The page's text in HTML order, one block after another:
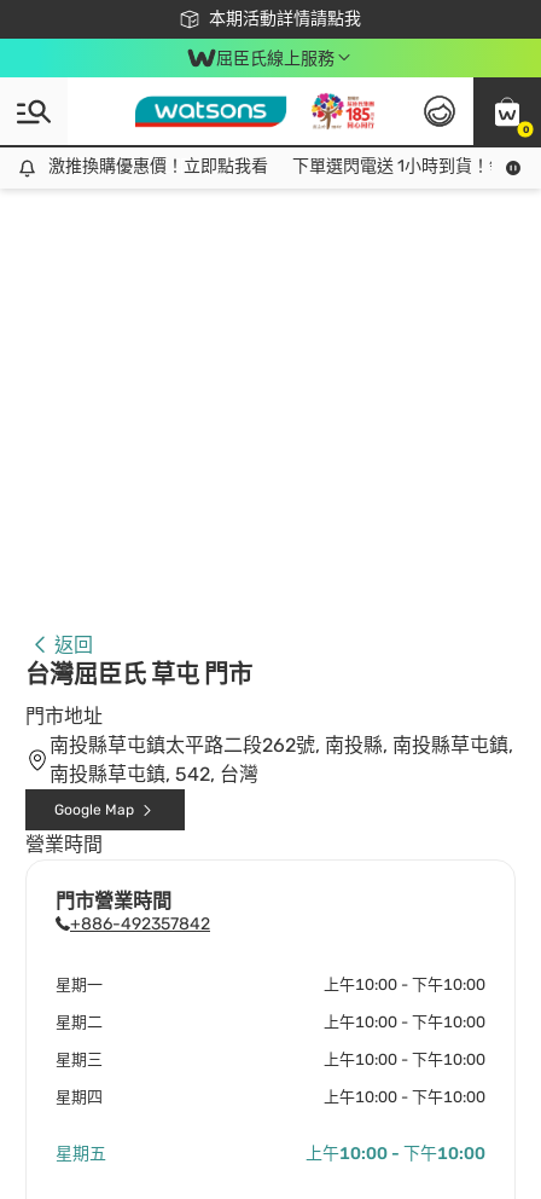
本期活動詳情請點我
下載app最高回饋$350
屈臣氏線上服務
0
激推換購優惠價！立即點我看
激推換購優惠價！立即點我看 下單選閃電送 1小時到貨！領神
返回
台灣屈臣氏 草屯 門市
門市地址
南投縣草屯鎮太平路二段262號, 南投縣, 南投縣草屯鎮,
南投縣草屯鎮, 542, 台灣
Google Map
營業時間
門市營業時間
+886-492357842
星期一 上午10:00 - 下午10:00
星期二 上午10:00 - 下午10:00
星期三 上午10:00 - 下午10:00
星期四 上午10:00 - 下午10:00
星期五 上午10:00 - 下午10:00